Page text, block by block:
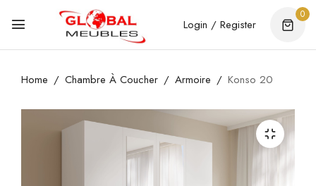
Login / Register
0
Home Chambre À Coucher Armoire Konso 20